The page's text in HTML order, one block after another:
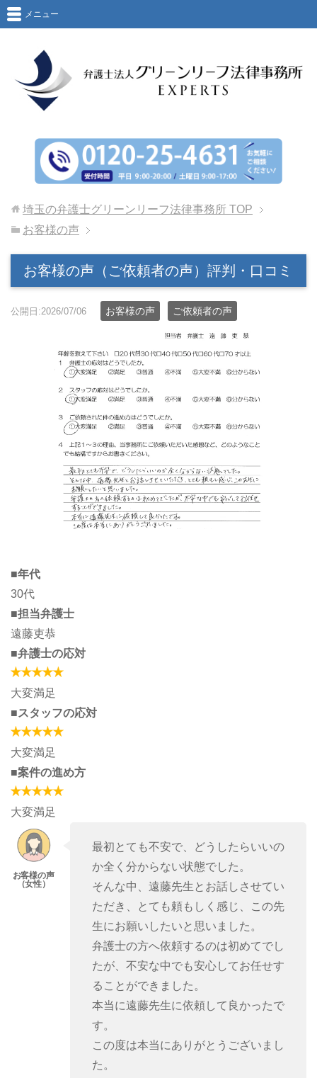
メニュー
埼玉の弁護士グリーンリーフ法律事務所 TOP
お客様の声
お客様の声（ご依頼者の声）評判・口コミ
公開日:2026/07/06 お客様の声 ご依頼者の声
■年代
30代
■担当弁護士
遠藤吏恭
■弁護士の応対
大変満足
■スタッフの応対
大変満足
■案件の進め方
大変満足
最初とても不安で、どうしたらいいの
か全く分からない状態でした。
そんな中、遠藤先生とお話しさせてい
ただき、とても頼もしく感じ、この先
生にお願いしたいと思いました。
弁護士の方へ依頼するのは初めてでし
たが、不安な中でも安心してお任せす
ることができました。
本当に遠藤先生に依頼して良かったで
す。
この度は本当にありがとうございまし
た。